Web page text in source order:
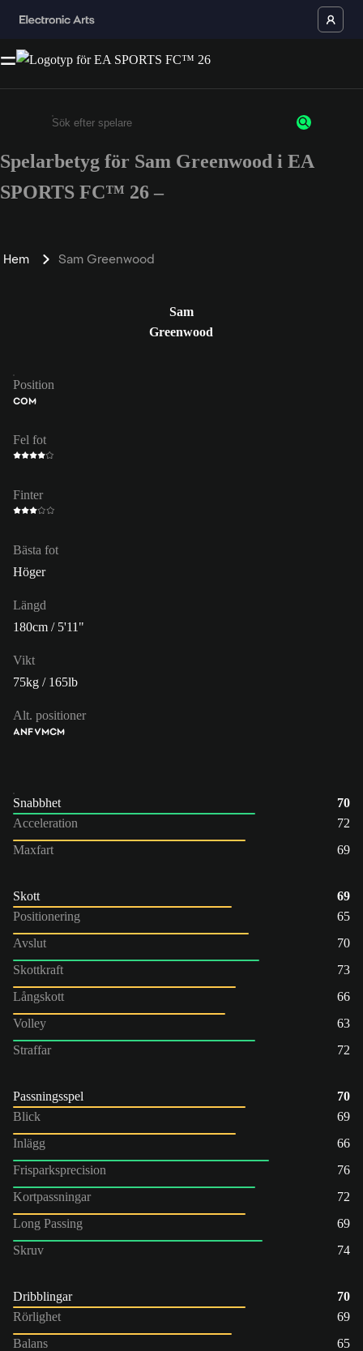
Ange minst 3 tecken eller siffror
Spelarbetyg för Sam Greenwood i EA
SPORTS FC™ 26 –
Hem Sam Greenwood
Sam
Greenwood
Position
COM
Fel fot
Finter
Bästa fot
Höger
Längd
180cm / 5'11"
Vikt
75kg / 165lb
Alt. positioner
ANFVMCM
Snabbhet
70
Acceleration
72
Maxfart
69
Skott
69
Positionering
65
Avslut
70
Skottkraft
73
Långskott
66
Volley
63
Straffar
72
Passningsspel
70
Blick
69
Inlägg
66
Frisparksprecision
76
Kortpassningar
72
Long Passing
69
Skruv
74
Dribblingar
70
Rörlighet
69
Balans
65